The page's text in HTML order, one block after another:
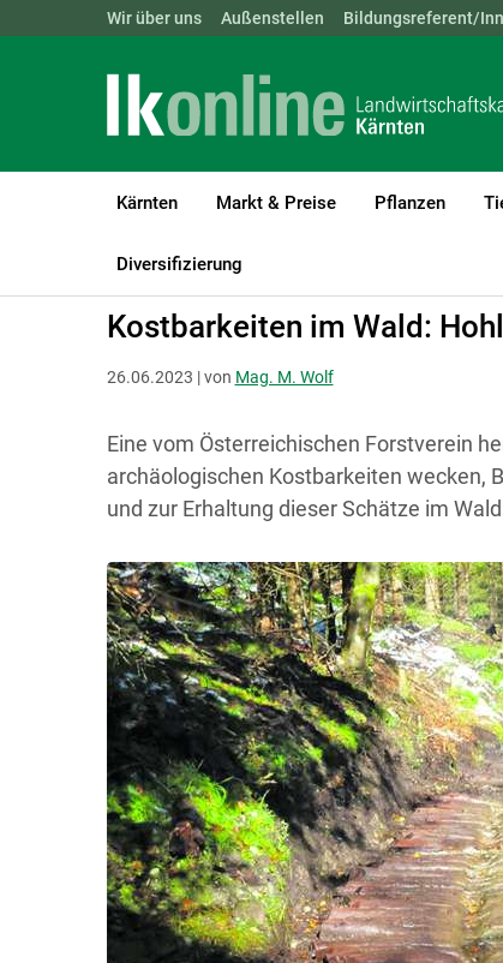
Landwirtschaftskammern: ÖSTERREICH BGLD
Wir über uns Außenstellen Bildungsreferent/
Kärnten Markt & Preise Pflanzen
Diversifizierung
LK Kärnten Forst
Kostbarkeiten im Wald:
26.06.2023 | von Mag. M. Wolf
Eine vom Österreichischen Forstverein
archäologischen Kostbarkeiten wecken,
und zur Erhaltung dieser Schätze im